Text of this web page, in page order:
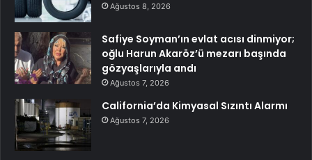
Ağustos 8, 2026
Safiye Soyman’ın evlat acısı dinmiyor;
oğlu Harun Akaröz’ü mezarı başında
gözyaşlarıyla andı
Ağustos 7, 2026
California’da Kimyasal Sızıntı Alarmı
Ağustos 7, 2026